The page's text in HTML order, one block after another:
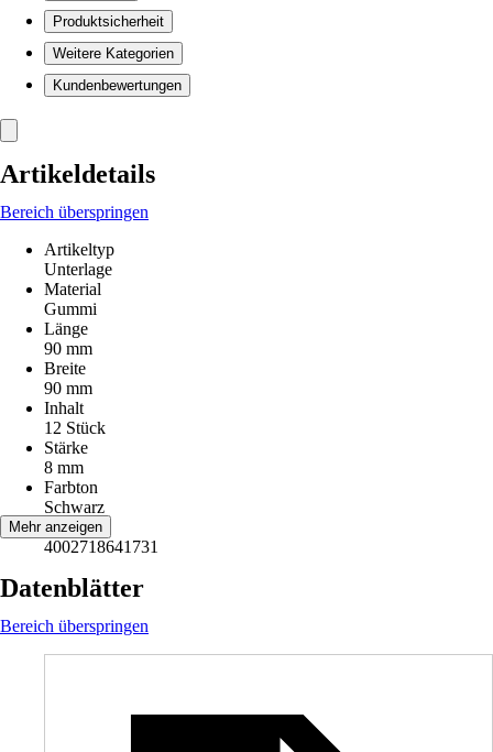
Produktsicherheit
Weitere Kategorien
Kundenbewertungen
Artikeldetails
Bereich überspringen
Artikeltyp
Unterlage
Material
Gummi
Länge
90 mm
Breite
90 mm
Inhalt
12 Stück
Stärke
8 mm
Farbton
Schwarz
EAN
4002718641731
Mehr anzeigen
Datenblätter
Bereich überspringen